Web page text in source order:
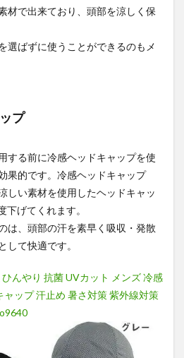
材で出来ており、頭部を涼しく保
選ばずに使うことができるのもメ
プ
する前に冷感ヘッドキャップを使
果的です。冷感ヘッドキャップ
しい素材を使用したヘッドキャッ
げてくれます。
は、頭部の汗を素早く吸収・発散
して快適です。
んやり 抗菌 UVカット メンズ 冷感
ャップ 汗止め 暑さ対策 紫外線対策